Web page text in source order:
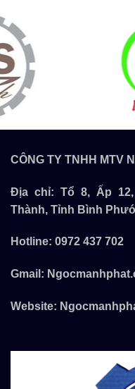
CÔNG TY TNHH MTV
Địa chỉ: Tổ 8, Ấp
Thành, Tỉnh Bình
Hotline: 0972 437 702
Gmail:
Website: